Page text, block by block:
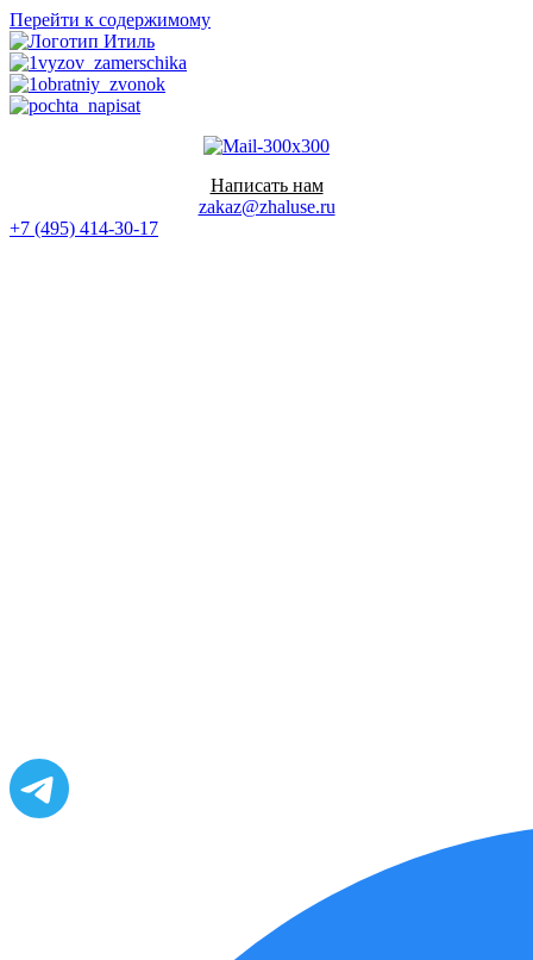
Перейти к содержимому
Написать нам
zakaz@zhaluse.ru
+7 (495) 414-30-17‬